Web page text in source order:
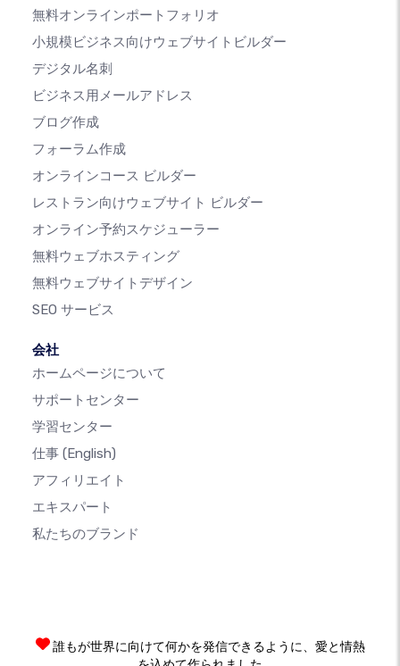
無料オンラインポートフォリオ
小規模ビジネス向けウェブサイトビルダー
デジタル名刺
ビジネス用メールアドレス
ブログ作成
フォーラム作成
オンラインコース ビルダー
レストラン向けウェブサイト ビルダー
オンライン予約スケジューラー
無料ウェブホスティング
無料ウェブサイトデザイン
SEO サービス
会社
ホームページについて
サポートセンター
学習センター
仕事 (English)
アフィリエイト
エキスパート
私たちのブランド
誰もが世界に向けて何かを発信できるように、愛と情熱